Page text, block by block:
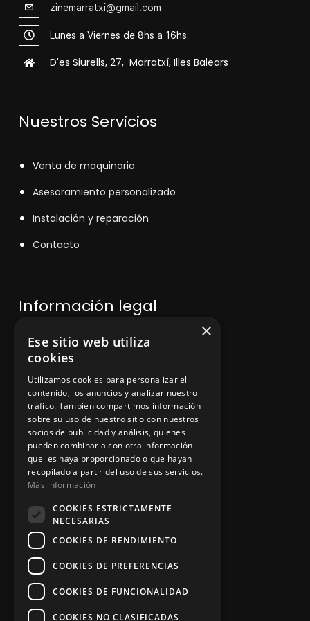
zinemarratxi@gmail.com
Lunes a Viernes de 8hs a 16hs
D'es Siurells, 27, Marratxí, Illes Balears
Nuestros Servicios
Venta de maquinaria
Asesoramiento personalizado
Instalación y reparación
Contacto
Información legal
Política de privacidad
Aviso legal
App Zine Hostelería
Síguenos
×
Ese sitio web utiliza
cookies
Utilizamos cookies para personalizar el
contenido, los anuncios y analizar nuestro
tráfico. También compartimos información
sobre su uso de nuestro sitio con nuestros
socios de publicidad y análisis, quienes
pueden combinarla con otra información
que les haya proporcionado o que hayan
recopilado a partir del uso de sus servicios.
Más información
COOKIES ESTRICTAMENTE
NECESARIAS
COOKIES DE RENDIMIENTO
COOKIES DE PREFERENCIAS
COOKIES DE FUNCIONALIDAD
COOKIES NO CLASIFICADAS